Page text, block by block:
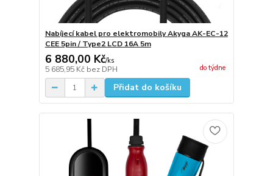
Nabíjecí kabel pro elektromobily Akyga AK-EC-12
CEE 5pin / Type2 LCD 16A 5m
6 880,00 Kč/ks
5 685,95 Kč bez DPH do týdne
Přidat do košíku